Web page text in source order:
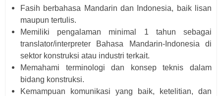
Fasih berbahasa Mandarin dan Indonesia, baik lisan
maupun tertulis.
Memiliki pengalaman minimal 1 tahun sebagai
translator/interpreter Bahasa Mandarin-Indonesia di
sektor konstruksi atau industri terkait.
Memahami terminologi dan konsep teknis dalam
bidang konstruksi.
Kemampuan komunikasi yang baik, ketelitian, dan